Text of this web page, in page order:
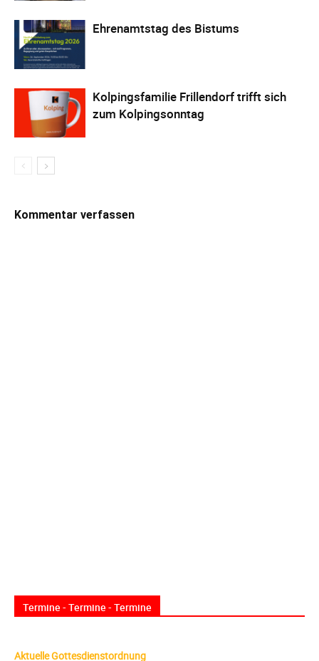
Ehrenamtstag des Bistums
Kolpingsfamilie Frillendorf trifft sich
zum Kolpingsonntag
Kommentar verfassen
Termine - Termine - Termine
Aktuelle Gottesdienstordnung